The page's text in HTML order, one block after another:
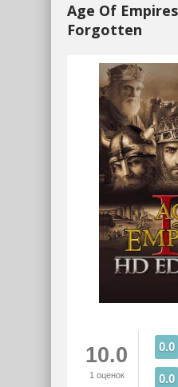
Age Of
Forgotten
10.0
1 оценок
0.0
0.0